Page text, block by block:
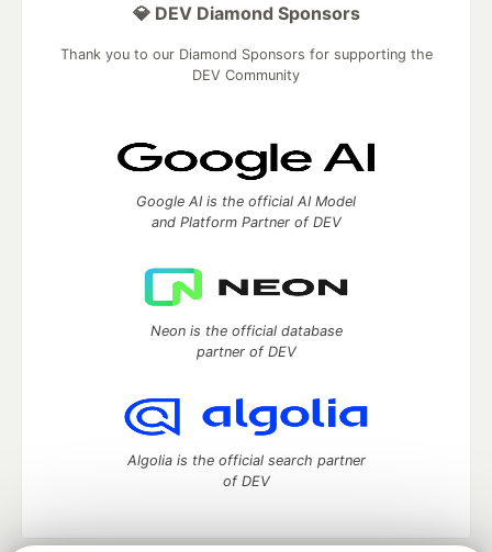
💎 DEV Diamond Sponsors
Thank you to our Diamond Sponsors for supporting the
DEV Community
Google AI is the official AI Model
and Platform Partner of DEV
Neon is the official database
partner of DEV
Algolia is the official search partner
of DEV